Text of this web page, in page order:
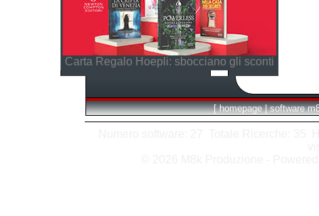
Carta Regalo Hoepli: sbocciano gli sconti
[ homepage | software